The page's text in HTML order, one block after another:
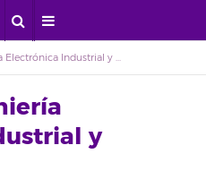
Grado en Ingeniería Electrónica Industrial y Automática
y